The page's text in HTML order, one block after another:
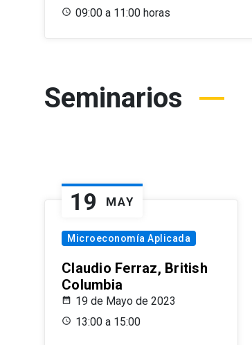
09:00 a 11:00 horas
Seminarios
19 MAY
Microeconomía Aplicada
Claudio Ferraz, British
Columbia
19 de Mayo de 2023
13:00 a 15:00